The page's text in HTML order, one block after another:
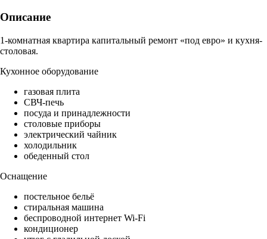
Описание
1-комнатная квартира капитальный ремонт «под евро» и кухня-
столовая.
Кухонное оборудование
газовая плита
СВЧ-печь
посуда и принадлежности
столовые приборы
электрический чайник
холодильник
обеденный стол
Оснащение
постельное бельё
стиральная машина
беспроводной интернет Wi-Fi
кондиционер